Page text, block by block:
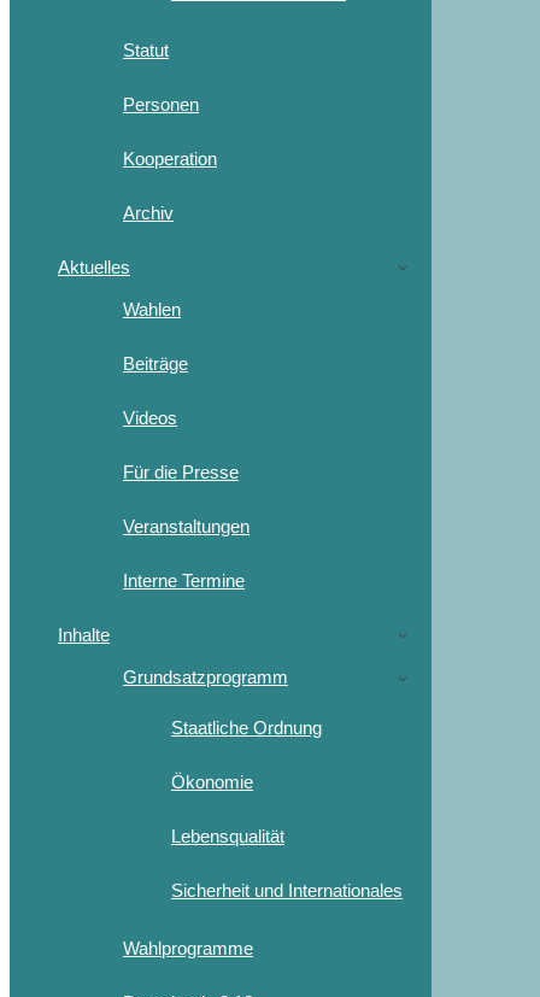
Statut
Personen
Kooperation
Archiv
Aktuelles
Wahlen
Beiträge
Videos
Für die Presse
Veranstaltungen
Interne Termine
Inhalte
Grundsatzprogramm
Staatliche Ordnung
Ökonomie
Lebensqualität
Sicherheit und Internationales
Wahlprogramme